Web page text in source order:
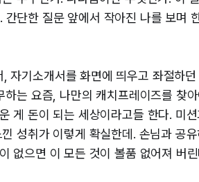
간단한 질문 앞에서 작아진 나를 보며
자기소개서를 화면에 띄우고 좌절하
는 요즘, 나만의 캐치프레이즈를 찾
게 돈이 되는 세상이라고들 한다. 미
성취가 이렇게 확실한데. 손님과 공
없으면 이 모든 것이 볼품 없어져 버린